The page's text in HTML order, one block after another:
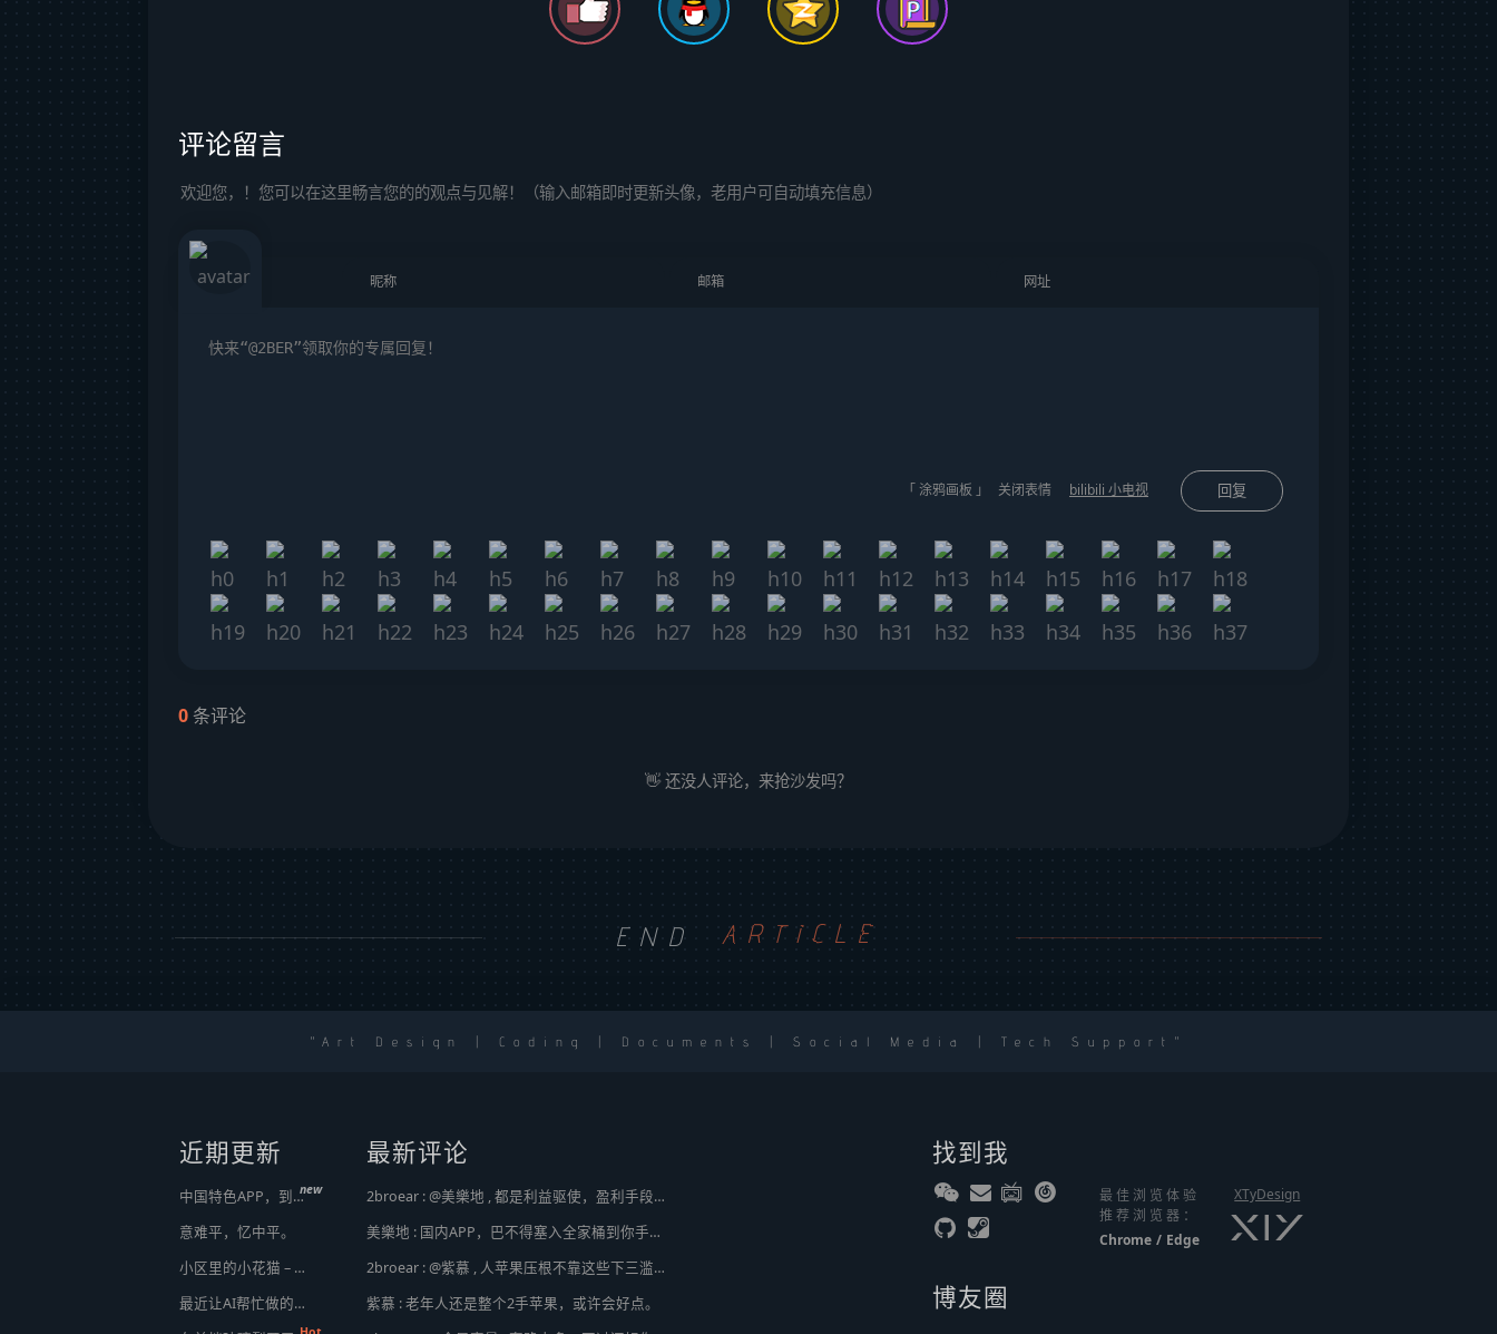
评论留言
欢迎您，！您可以在这里畅言您的的观点与见解！（输入邮箱即时更新头像，老用户可自动填充信息）
「 涂鸦画板 」 关闭表情 bilibili 小电视 回复
0条评论
👋 还没人评论，来抢沙发吗？
END ARTICLE
Art Design | Coding | Documents | Social Media | Tech Support
近期更新
中国特色APP，到底谁来治？new
意难平，忆中平。
小区里的小花猫 – 日常记事（二百二十）
最近让AI帮忙做的一些事
最新评论
2broear : @美樂地 , 都是利益驱使，盈利手段不行
美樂地 : 国内APP，巴不得塞入全家桶到你手机，我更喜欢国外的小而美软件
2broear : @紫慕 , 人苹果压根不靠这些下三滥手段挣钱，等等又要说我大清自有国情在此了😂..
紫慕 : 老年人还是整个2手苹果，或许会好点。
找到我
最佳浏览体验
推荐浏览器：
Chrome / Edge
XTyDesign
博友圈